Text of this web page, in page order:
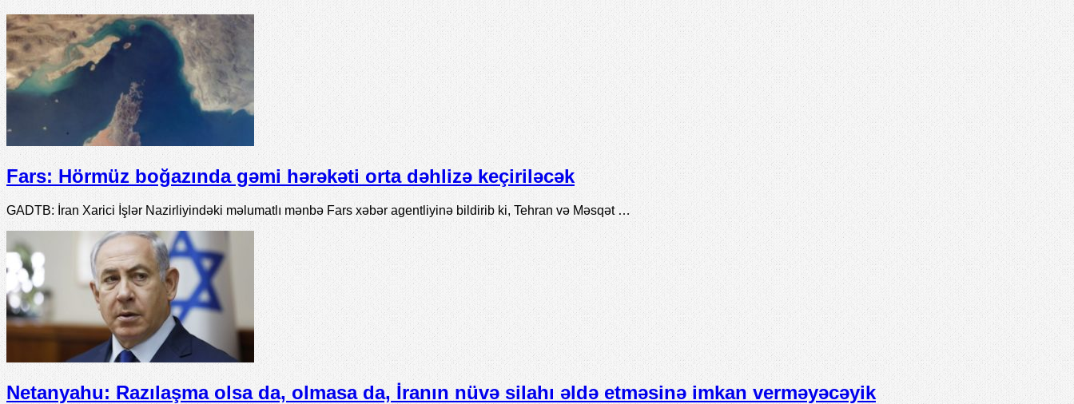
Fars: Hörmüz boğazında gəmi hərəkəti orta dəhlizə keçiriləcək
GADTB: İran Xarici İşlər Nazirliyindəki məlumatlı mənbə Fars xəbər agentliyinə bildirib ki, Tehran və Məsqət …
Netanyahu: Razılaşma olsa da, olmasa da, İranın nüvə silahı əldə etməsinə imkan verməyəcəyik